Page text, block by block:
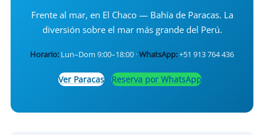
Frente al mar, en El Chaco — Bahía de Paracas. La
diversión sobre el mar más grande del Perú.
Horario: Lun–Dom 9:00–18:00 ·WhatsApp:+51 913 764 436
Ver Paracas Reserva por WhatsApp